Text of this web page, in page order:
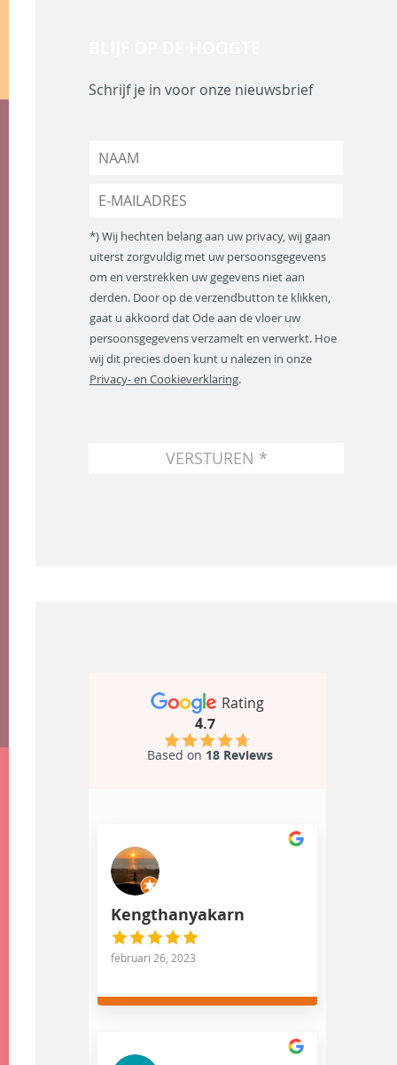
Schrijf je in voor onze nieuwsbrief
N
m
m
a
i
l
a
d
r
e
s
*
*) Wij hechten belang aan uw privacy, wij gaan
uiterst zorgvuldig met uw persoonsgegevens
om en verstrekken uw gegevens niet aan
derden. Door op de verzendbutton te klikken,
gaat u akkoord dat Ode aan de vloer uw
persoonsgegevens verzamelt en verwerkt. Hoe
wij dit precies doen kunt u nalezen in onze
Privacy- en Cookieverklaring.
VERSTUREN *
Rating
4.7
Based on 18 Reviews
Kengthanyakarn
februari 26, 2023